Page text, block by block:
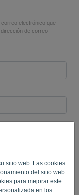
sitio web. Las cookies
del sitio web
para mejorar este
en los
electrónico que
de correo